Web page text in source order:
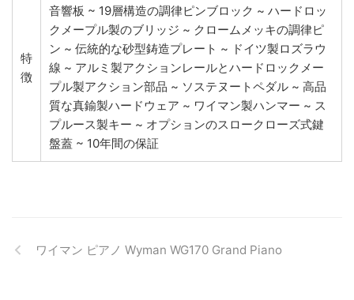
特
徴
音響板 ~ 19層構造の調律ピンブロック ~ ハードロッ
クメープル製のブリッジ ~ クロームメッキの調律ピ
ン ~ 伝統的な砂型鋳造プレート ~ ドイツ製ロズラウ
線 ~ アルミ製アクションレールとハードロックメー
プル製アクション部品 ~ ソステヌートペダル ~ 高品
質な真鍮製ハードウェア ~ ワイマン製ハンマー ~ ス
プルース製キー ~ オプションのスロークローズ式鍵
盤蓋 ~ 10年間の保証
ワイマン ピアノ Wyman WG170 Grand Piano